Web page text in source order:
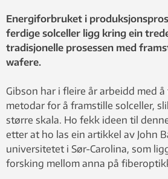
Energiforbruket i
ferdige solceller ligg kring ein
tradisjonelle prosessen med
wafere.
Gibson har i fleire år arbeidd med
metodar for å framstille solceller,
større skala. Ho fekk ideen til
etter at ho las ein artikkel av John
universitetet i Sør-Carolina, som
forsking mellom anna på